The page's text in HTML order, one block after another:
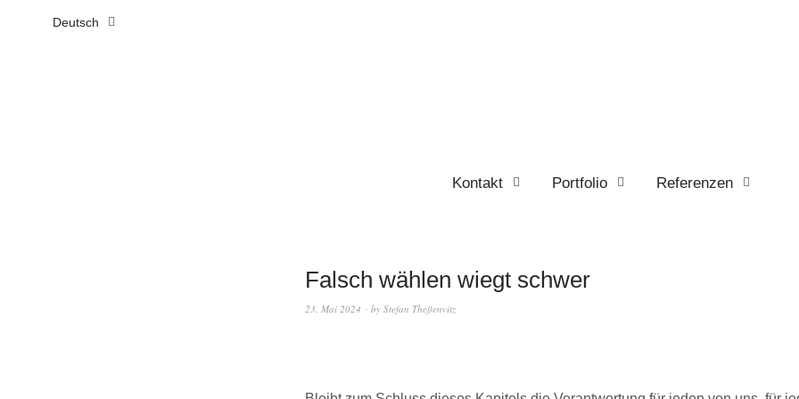
Deutsch
Kontakt Portfolio Referenzen
Falsch wählen wiegt schwer
23. Mai 2024 by Stefan Theßenvitz